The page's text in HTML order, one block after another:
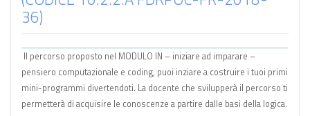
36)
Il percorso proposto nel MODULO IN – iniziare ad imparare –
pensiero computazionale e coding, puoi inziare a costruire i tuoi primi
mini-programmi divertendoti. La docente che svilupperà il percorso ti
permetterà di acquisire le conoscenze a partire dalle basi della logica.